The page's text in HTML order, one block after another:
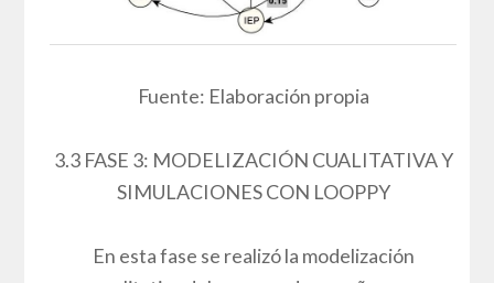
Fuente: Elaboración propia
3.3 FASE 3: MODELIZACIÓN CUALITATIVA Y
SIMULACIONES CON LOOPPY
En esta fase se realizó la modelización